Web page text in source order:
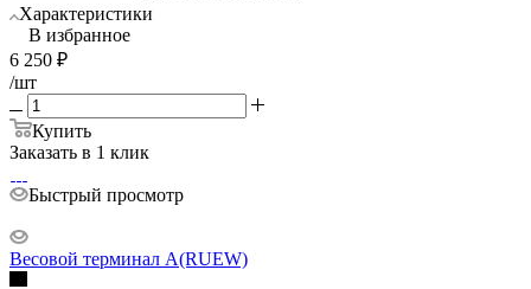
Характеристики
В избранное
6 250 ₽
/шт
Купить
Заказать в 1 клик
Быстрый просмотр
Весовой терминал A(RUEW)